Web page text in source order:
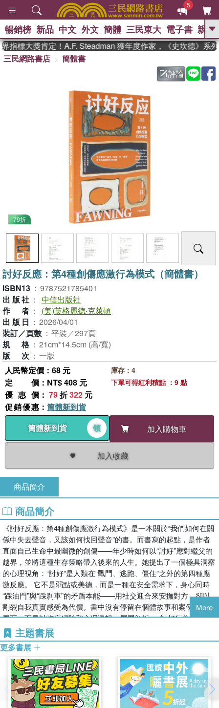
5
GO
父親節 、 如果歷
暑期推薦 、 國際布克
獎 臺灣漫遊錄
登輝時代 、 數學女孩：黎曼猜想
偉大的迷走神經
暢銷榜 新品 中文 外文 簡體 三民東大 電子書 親子
標大獎肯定！A.F. Steadman 獲年度作家，《史坎德》系列
三民網路書店
簡體書
評論
79折
討好反應：第4種創傷應激行為模式（簡體書）
ISBN13 ： 9787521785401
出版社 ： 中信出版社
作者 ：
(美)英格麗德‧克萊頓
出版日 ： 2026/04/01
裝訂／頁數 ： 平裝／297頁
規格 ： 21cm*14.5cm (高/寬)
版次 ： 一版
人民幣定價：68 元
定價 ：NT$ 408 元
優惠價 ： 79折322 元
促銷優惠 ： 簡體新到貨
簡體新到貨
領 加入購物車
加入收藏
庫存：4
下單可得紅利積點 ：9 點
商品簡介
商品簡介
《討好反應：第4種創傷應激行為模式》是一本關於“我們如何在關
係中失去聲音，又該如何找回聲音”的書。而書寫的起點，是作者
直面自己生命中最幽微的創傷——年少時如何以“討好”應對繼父的
越界，並將這種生存策略帶入後來的人生。她提出了一個極具洞察
的心理視角：“討好”是人類在“戰鬥、逃跑、僵住”之外的第四種應
激反應。 它不是弱點或美德，而是一種在安全需求下，身心同時
“踩油門”與“踩刹車”的矛盾本能——用社交迎合來安撫對方，卻以
割裂自我真實感受為代價。書中沒有停留在個體故事和案例故事的
層面，而是以臨床經驗和心理邏輯，層層剖析：· 討好行為背後的
恐懼與需求· 自我價值感如何被對“被喜歡”的渴望所取代· “過度付
出”與“自我貶低”的循環如何形成更珍貴的是，作者提供了一條清晰
可行的療愈路徑：從覺察到邊界，從釋放情緒到重塑內在自我——
這不僅僅是“不再討好”，更是一場關於人格完整性的重建。
More
主題書展
更多書展